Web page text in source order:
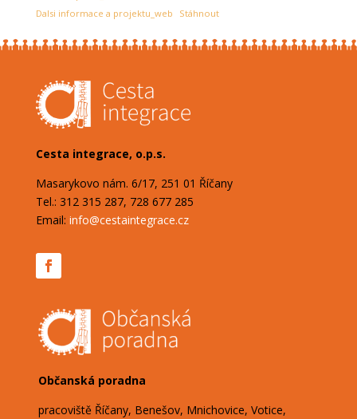
Dalsi informace a projektu_web
Stáhnout
Cesta integrace, o.p.s.
Masarykovo nám. 6/17, 251 01 Říčany
Tel.: 312 315 287, 728 677 285
Email: info@cestaintegrace.cz
Občanská poradna
pracoviště Říčany, Benešov, Mnichovice, Votice,